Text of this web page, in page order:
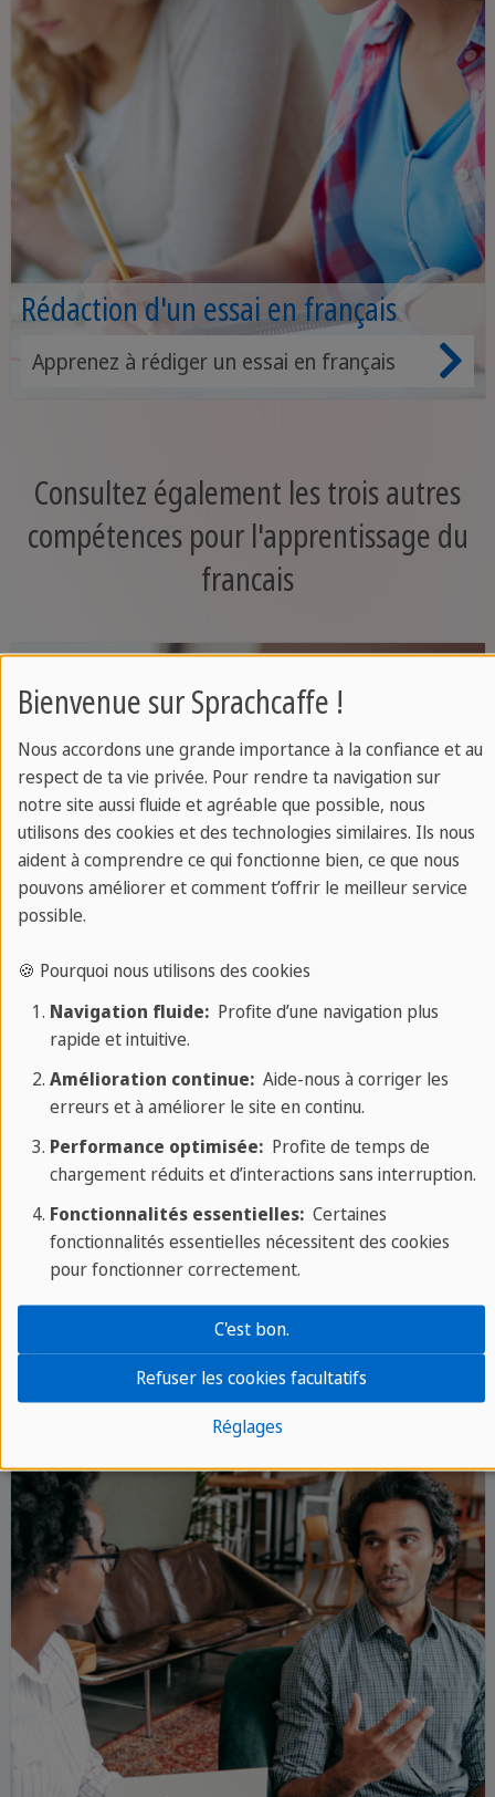
Rédaction d'un essai en français
Apprenez à rédiger un essai en français
Consultez également les trois autres
compétences pour l'apprentissage du
francais
Ecouter
Voyez comment vous pouvez améliorer
votre écoute du francais.
Bienvenue sur Sprachcaffe !
Nous accordons une grande importance à la confiance et au
respect de ta vie privée. Pour rendre ta navigation sur
notre site aussi fluide et agréable que possible, nous
utilisons des cookies et des technologies similaires. Ils nous
aident à comprendre ce qui fonctionne bien, ce que nous
pouvons améliorer et comment t’offrir le meilleur service
possible.
🍪 Pourquoi nous utilisons des cookies
Navigation fluide:Profite d’une navigation plus
rapide et intuitive.
Amélioration continue:Aide-nous à corriger les
erreurs et à améliorer le site en continu.
Performance optimisée:Profite de temps de
chargement réduits et d’interactions sans interruption.
Fonctionnalités essentielles:Certaines
fonctionnalités essentielles nécessitent des cookies
pour fonctionner correctement.
Réglages
Refuser les cookies facultatifs
C'est bon.